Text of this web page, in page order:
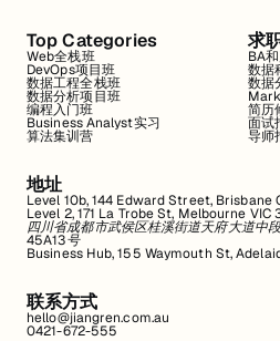
Top Categories
Web全栈班
DevOps项目班
数据工程全栈班
数据分析项目班
编程入门班
Business Analyst实习
算法集训营
求
BA
数据
数据
简历
面试
导师
地址
Level 10b, 144 Edward Street, Brisbane
Level 2, 171 La Trobe St, Melbourne VIC
四川省成都市武侯区桂溪街道天府大道中
45A13号
Business Hub, 155 Waymouth St,
联系方式
hello@jiangren.com.au
0421-672-555